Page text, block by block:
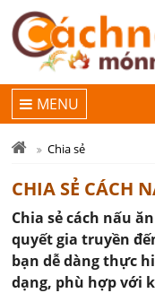
MENU
Chia sẻ
CHIA SẺ CÁCH
Chia sẻ cách nấu
quyết gia truyền
bạn dễ dàng thực
dạng, phù hợp với